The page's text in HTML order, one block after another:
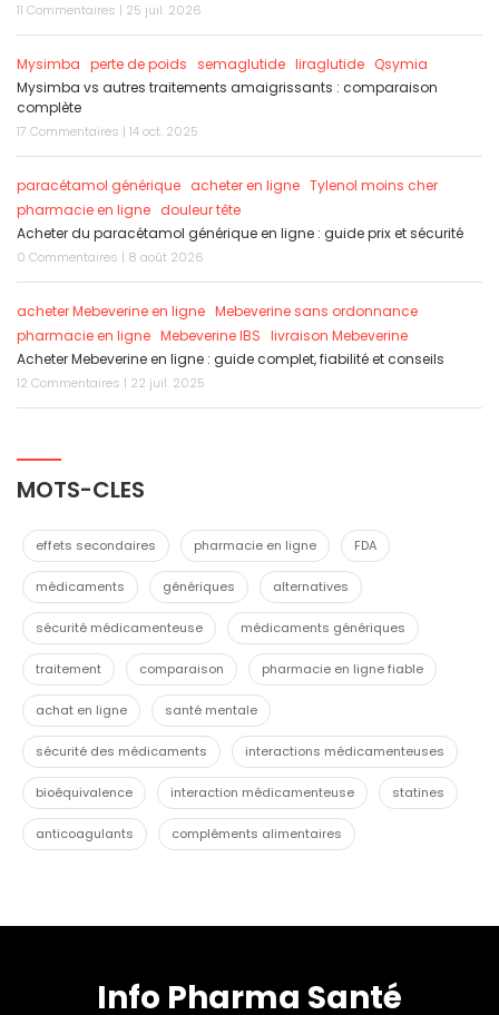
11 Commentaires | 25 juil. 2026
Mysimba perte de poids semaglutide liraglutide Qsymia
Mysimba vs autres traitements amaigrissants : comparaison
complète
17 Commentaires | 14 oct. 2025
paracétamol générique acheter en ligne Tylenol moins cher
pharmacie en ligne douleur tête
Acheter du paracétamol générique en ligne : guide prix et sécurité
0 Commentaires | 8 août 2026
acheter Mebeverine en ligne Mebeverine sans ordonnance
pharmacie en ligne Mebeverine IBS livraison Mebeverine
Acheter Mebeverine en ligne : guide complet, fiabilité et conseils
12 Commentaires | 22 juil. 2025
MOTS-CLES
effets secondaires pharmacie en ligne FDA
médicaments génériques alternatives
sécurité médicamenteuse médicaments génériques
traitement comparaison pharmacie en ligne fiable
achat en ligne santé mentale
sécurité des médicaments interactions médicamenteuses
bioéquivalence interaction médicamenteuse statines
anticoagulants compléments alimentaires
Info Pharma Santé